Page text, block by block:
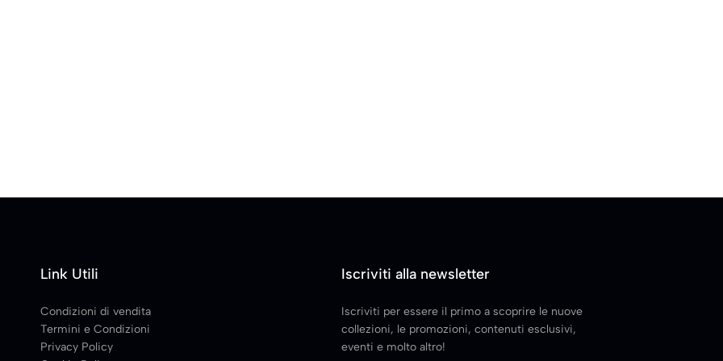
Link Utili
Condizioni di vendita
Termini e Condizioni
Privacy Policy
Iscriviti alla newsletter
Iscriviti per essere il primo a scoprire le nuove
collezioni, le promozioni, contenuti esclusivi,
eventi e molto altro!